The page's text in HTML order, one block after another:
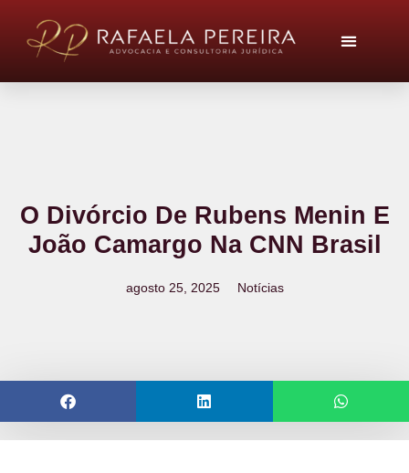
O Divórcio De Rubens Menin E
João Camargo Na CNN Brasil
agosto 25, 2025 Notícias